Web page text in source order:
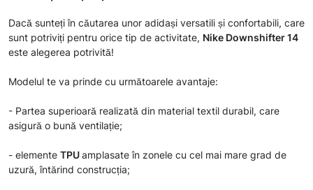
Dacă sunteți în căutarea unor adidași versatili și confortabili, care
sunt potriviți pentru orice tip de activitate, Nike Downshifter 14
este alegerea potrivită!
Modelul te va prinde cu următoarele avantaje:
- Partea superioară realizată din material textil durabil, care
asigură o bună ventilație;
- elemente TPUamplasate în zonele cu cel mai mare grad de
uzură, întărind construcția;